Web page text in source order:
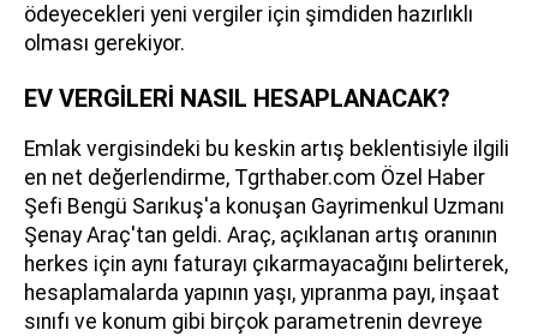
ödeyecekleri yeni vergiler için şimdiden hazırlıklı
olması gerekiyor.
EV VERGİLERİ NASIL HESAPLANACAK?
Emlak vergisindeki bu keskin artış beklentisiyle ilgili
en net değerlendirme, Tgrthaber.com Özel Haber
Şefi Bengü Sarıkuş'a konuşan Gayrimenkul Uzmanı
Şenay Araç'tan geldi. Araç, açıklanan artış oranının
herkes için aynı faturayı çıkarmayacağını belirterek,
hesaplamalarda yapının yaşı, yıpranma payı, inşaat
sınıfı ve konum gibi birçok parametrenin devreye